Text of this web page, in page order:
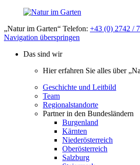
„Natur im Garten“ Telefon: +43 (0) 2742 /
Navigation überspringen
Das sind wir
Hier erfahren Sie alles über
Geschichte und Leitbild
Team
Regionalstandorte
Partner in den Bundesländern
Burgenland
Kärnten
Niederösterreich
Oberösterreich
Salzburg